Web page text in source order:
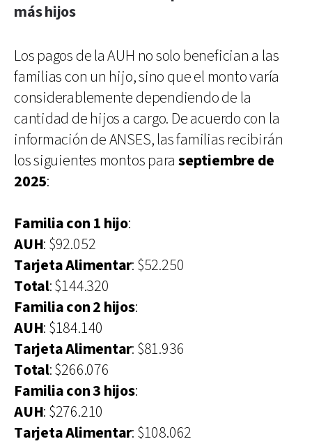
más hijos
Los pagos de la AUH no solo benefician a las
familias con un hijo, sino que el monto varía
considerablemente dependiendo de la
cantidad de hijos a cargo. De acuerdo con la
información de ANSES, las familias recibirán
los siguientes montos paraseptiembre de
2025:
Familia con 1 hijo:
AUH: $92.052
Tarjeta Alimentar: $52.250
Total: $144.320
Familia con 2 hijos:
AUH: $184.140
Tarjeta Alimentar: $81.936
Total: $266.076
Familia con 3 hijos:
AUH: $276.210
Tarjeta Alimentar: $108.062